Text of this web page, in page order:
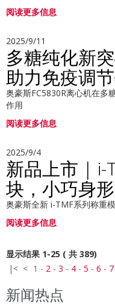
阅读更多信息
2025/9/11
多糖纯化新
助力免疫调
奥豪斯FC5830R离心机在多
作用
阅读更多信息
2025/9/4
新品上市 | i-
块，小巧身
奥豪斯全新 i-TMF系列称重
阅读更多信息
显示结果 1-25 ( 共 389)
|< < 1 - 2 - 3 - 4 - 5 - 6 - 7
新闻热点